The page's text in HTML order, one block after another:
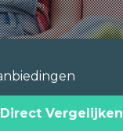
Direct Vergelijken